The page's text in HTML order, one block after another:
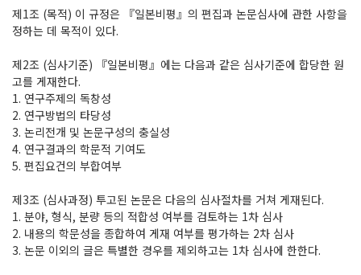
제1조 (목적) 이 규정은 『일본비평』 의 편집과 논문심사에 관한 사항을
정하는 데 목적이 있다.
제2조 (심사기준) 『일본비평』 에는 다음과 같은 심사기준에 합당한 원
고를 게재한다.
1. 연구주제의 독창성
2. 연구방법의 타당성
3. 논리전개 및 논문구성의 충실성
4. 연구결과의 학문적 기여도
5. 편집요건의 부합여부
제3조 (심사과정) 투고된 논문은 다음의 심사절차를 거쳐 게재된다.
1. 분야, 형식, 분량 등의 적합성 여부를 검토하는 1차 심사
2. 내용의 학문성을 종합하여 게재 여부를 평가하는 2차 심사
3. 논문 이외의 글은 특별한 경우를 제외하고는 1차 심사에 한한다.